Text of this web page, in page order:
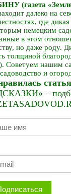
далеко на
где
немецким
в этом
но даже роду.
толщиной
Советуем нашим
и
–